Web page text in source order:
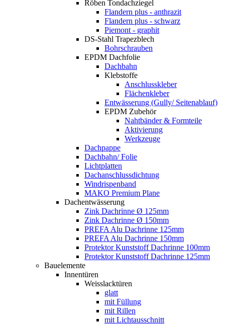
Röben Tondachziegel
Flandern plus - anthrazit
Flandern plus - schwarz
Piemont - graphit
DS-Stahl Trapezblech
Bohrschrauben
EPDM Dachfolie
Dachbahn
Klebstoffe
Anschlusskleber
Flächenkleber
Entwässerung (Gully/ Seitenablauf)
EPDM Zubehör
Nahtbänder & Formteile
Aktivierung
Werkzeuge
Dachpappe
Dachbahn/ Folie
Lichtplatten
Dachanschlussdichtung
Windrispenband
MAKO Premium Plane
Dachentwässerung
Zink Dachrinne Ø 125mm
Zink Dachrinne Ø 150mm
PREFA Alu Dachrinne 125mm
PREFA Alu Dachrinne 150mm
Protektor Kunststoff Dachrinne 100mm
Protektor Kunststoff Dachrinne 125mm
Bauelemente
Innentüren
Weisslacktüren
glatt
mit Füllung
mit Rillen
mit Lichtausschnitt